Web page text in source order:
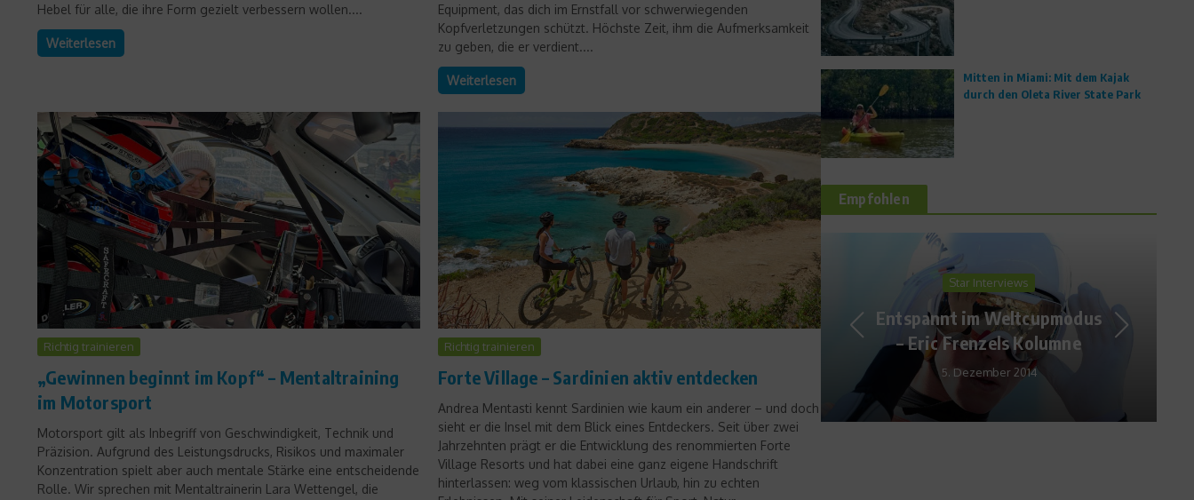
Hebel für alle, die ihre Form gezielt verbessern wollen....
Weiterlesen
Equipment, das dich im Ernstfall vor schwerwiegenden
Kopfverletzungen schützt. Höchste Zeit, ihm die Aufmerksamkeit
zu geben, die er verdient....
Weiterlesen
Richtig trainieren
„Gewinnen beginnt im Kopf“ – Mentaltraining
im Motorsport
Motorsport gilt als Inbegriff von Geschwindigkeit, Technik und
Präzision. Aufgrund des Leistungsdrucks, Risikos und maximaler
Konzentration spielt aber auch mentale Stärke eine entscheidende
Rolle. Wir sprechen mit Mentaltrainerin Lara Wettengel, die
Richtig trainieren
Forte Village – Sardinien aktiv entdecken
Andrea Mentasti kennt Sardinien wie kaum ein anderer – und doch
sieht er die Insel mit dem Blick eines Entdeckers. Seit über zwei
Jahrzehnten prägt er die Entwicklung des renommierten Forte
Village Resorts und hat dabei eine ganz eigene Handschrift
hinterlassen: weg vom klassischen Urlaub, hin zu echten
Mitten in Miami: Mit dem Kajak
durch den Oleta River State Park
Empfohlen
Star Interviews
Entspannt im Weltcupmodus
5. Dezember 2014
Aufgedeckt
So entsteht der Tinnitus
5. Januar 2010